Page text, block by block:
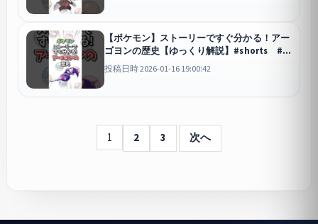
【ポケモン】ストーリーですぐ分かる！アー
ゴヨンの歴史【ゆっくり解説】#shorts #ポ
ケモン
投稿日時 2026-01-16 19:00:42
1 2 3 次へ